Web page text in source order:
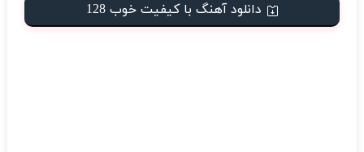
دانلود آهنگ با کیفیت خوب 128